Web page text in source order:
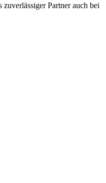
Partner auch bei